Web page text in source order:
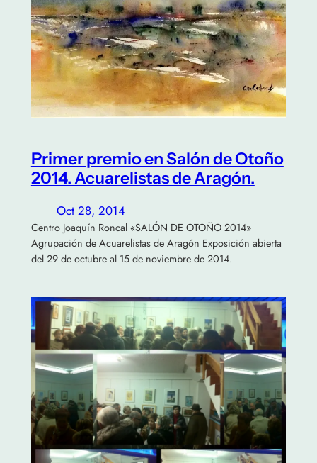
Primer premio en Salón de Otoño
2014. Acuarelistas de Aragón.
Oct 28, 2014
Centro Joaquín Roncal «SALÓN DE OTOÑO 2014»
Agrupación de Acuarelistas de Aragón Exposición abierta
del 29 de octubre al 15 de noviembre de 2014.